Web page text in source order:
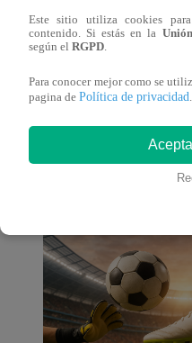
Este sitio utiliza cookies
contenido. Si estás en la
según el RGPD.
Para conocer mejor como se
pagina de Política de privacidad.